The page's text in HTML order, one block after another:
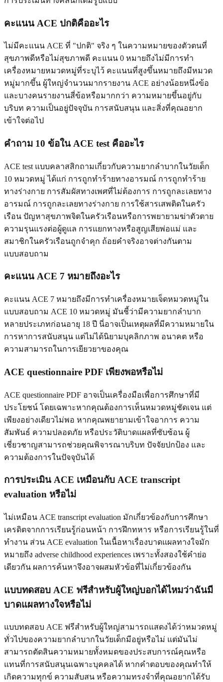
คะแนน ACE ปกติคืออะไร
ไม่มีคะแนน ACE ที่ "ปกติ" จริง ๆ ในความหมายของตัวตนที่
สุขภาพดีหรือไม่สุขภาพดี คะแนน 0 หมายถึงไม่มีการทำ
เครื่องหมายหมวดหมู่ที่ระบุไว้ คะแนนที่สูงขึ้นหมายถึงมีหมวด
หมู่มากขึ้น ผู้ใหญ่จำนวนมากรายงาน ACE อย่างน้อยหนึ่งข้อ
และบางคนรายงานสี่ข้อหรือมากกว่า ความหมายขึ้นอยู่กับ
บริบท ความเป็นอยู่ปัจจุบัน การสนับสนุน และสิ่งที่คุณอยาก
เข้าใจต่อไป
คำถาม 10 ข้อใน ACE test คืออะไร
ACE test แบบคลาสสิกถามเกี่ยวกับความยากลำบากในวัยเด็ก
10 หมวดหมู่ ได้แก่ การถูกทำร้ายทางอารมณ์ การถูกทำร้าย
ทางร่างกาย การสัมผัสทางเพศที่ไม่ต้องการ การถูกละเลยทาง
อารมณ์ การถูกละเลยทางร่างกาย การใช้สารเสพติดในครัว
เรือน ปัญหาสุขภาพจิตในครัวเรือนหรือการพยายามฆ่าตัวตาย
ความรุนแรงต่อผู้ดูแล การแยกทางหรือสูญเสียพ่อแม่ และ
สมาชิกในครัวเรือนถูกจำคุก ถ้อยคำจริงอาจต่างกันตาม
แบบสอบถาม
คะแนน ACE 7 หมายถึงอะไร
คะแนน ACE 7 หมายถึงมีการทำเครื่องหมายเจ็ดหมวดหมู่ใน
แบบสอบถาม ACE 10 หมวดหมู่ มันชี้ว่ามีความยากลำบาก
หลายประเภทก่อนอายุ 18 ปี นี่อาจเป็นเหตุผลที่มีความหมายใน
การหาการสนับสนุน แต่ไม่ได้นิยามบุคลิกภาพ อนาคต หรือ
ความสามารถในการเยียวยาของคุณ
ACE questionnaire PDF เพียงพอหรือไม่
ACE questionnaire PDF อาจเป็นเครื่องมือเพื่อการศึกษาที่มี
ประโยชน์ โดยเฉพาะหากคุณต้องการเห็นหมวดหมู่ชัดเจน แต่
เพียงอย่างเดียวไม่พอ หากคุณพยายามเข้าใจอาการ ความ
สัมพันธ์ ความปลอดภัย หรือประวัติบาดแผลที่ซับซ้อน ผู้
เชี่ยวชาญสามารถช่วยคุณพิจารณาบริบท ปัจจัยปกป้อง และ
ความต้องการในปัจจุบันได้
การประเมิน ACE เหมือนกับ ACE transcript
evaluation หรือไม่
ไม่เหมือน ACE transcript evaluation มักเกี่ยวข้องกับการศึกษา
เครดิตจากการเรียนรู้ก่อนหน้า การฝึกทหาร หรือการเรียนรู้ในที่
ทำงาน ส่วน ACE evaluation ในเนื้อหาเรื่องบาดแผลทางใจมัก
หมายถึง adverse childhood experiences เพราะทั้งสองใช้คำย่อ
เดียวกัน ผลการค้นหาจึงอาจผสมหัวข้อที่ไม่เกี่ยวข้องกัน
แบบทดสอบ ACE ฟรีสำหรับผู้ใหญ่บอกได้ไหมว่าฉันมี
บาดแผลทางใจหรือไม่
แบบทดสอบ ACE ฟรีสำหรับผู้ใหญ่สามารถแสดงได้ว่าหมวดหมู่
ทั่วไปของความยากลำบากในวัยเด็กมีอยู่หรือไม่ แต่มันไม่
สามารถตัดสินความหมายทั้งหมดของประสบการณ์คุณหรือ
แทนที่การสนับสนุนเฉพาะบุคคลได้ หากคำตอบของคุณทำให้
เกิดความทุกข์ ความสับสน หรือความทรงจำที่คุณอยากได้รับ